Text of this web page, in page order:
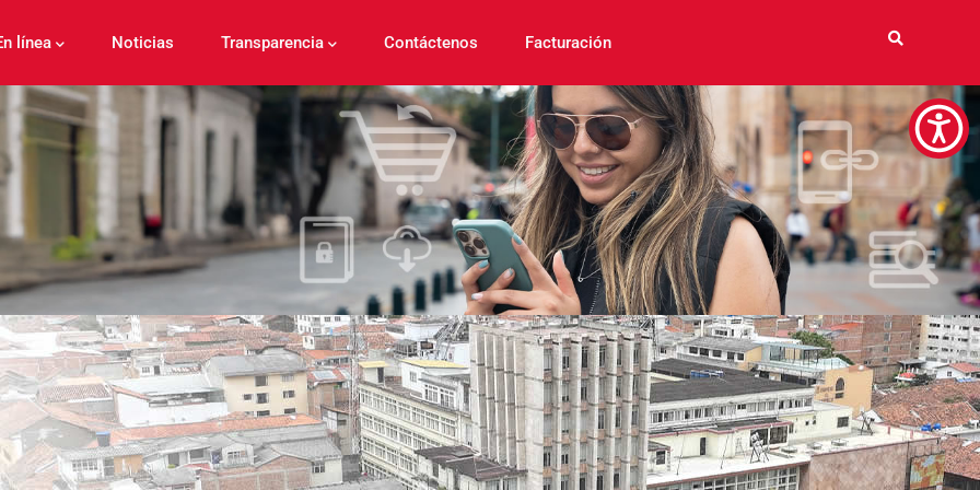
línea Noticias Transparencia Contáctenos Facturación